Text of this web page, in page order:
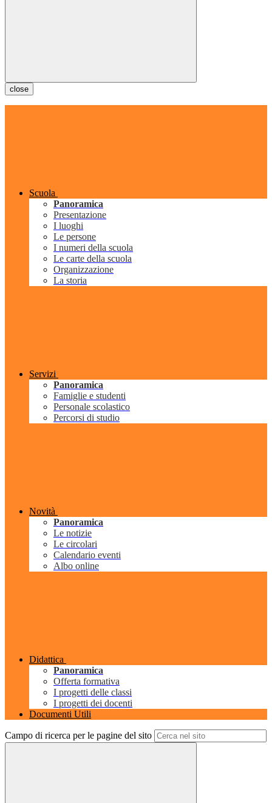
close
Scuola
Panoramica
Presentazione
I luoghi
Le persone
I numeri della scuola
Le carte della scuola
Organizzazione
La storia
Servizi
Panoramica
Famiglie e studenti
Personale scolastico
Percorsi di studio
Novità
Panoramica
Le notizie
Le circolari
Calendario eventi
Albo online
Didattica
Panoramica
Offerta formativa
I progetti delle classi
I progetti dei docenti
Documenti Utili
Campo di ricerca per le pagine del sito